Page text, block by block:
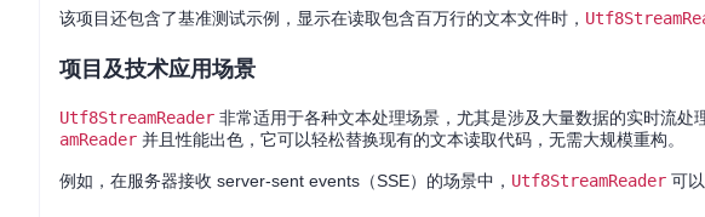
该项目还包含了基准测试示例，显示在读取包含百万行的文本文件时，
项目及技术应用场景
Utf8StreamReader 非常适用于各种文本处理场景，尤其是涉及大量数据的实时流
amReader 并且性能出色，它可以轻松替换现有的文本读取代码，无需大规模重构。
例如，在服务器接收 server-sent events（SSE）的场景中， Utf8StreamReader 可